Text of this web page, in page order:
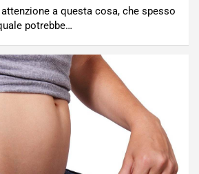
a questa cosa, che spesso
potrebbe…